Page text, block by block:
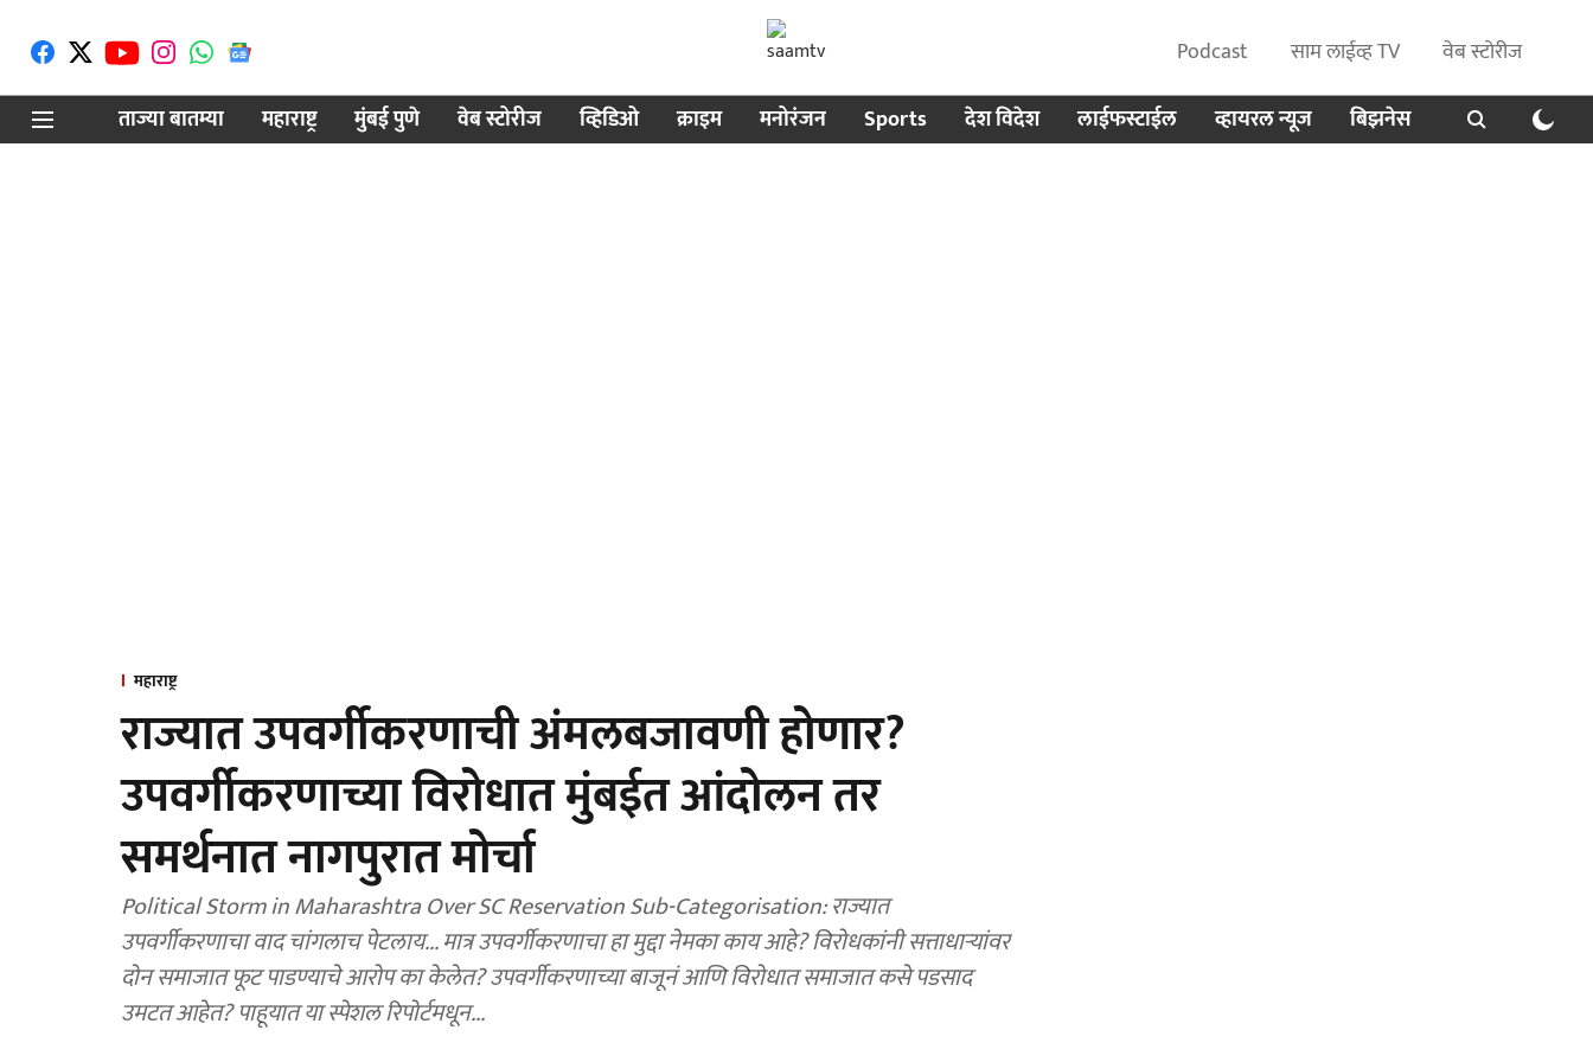
Podcast साम लाईव्ह TV
वेब स्टोरीज
ताज्या बातम्या
महाराष्ट्र मुंबई पुणे वेब स्टोरीज व्हिडिओ क्राइम मनोरंजन Sports देश विदेश लाईफस्टाईल व्हायरल न्यूज बिझनेस
महाराष्ट्र
राज्यात उपवर्गीकरणाची अंमलबजावणी होणार?
उपवर्गीकरणाच्या विरोधात मुंबईत आंदोलन तर
समर्थनात नागपुरात मोर्चा
Political Storm in Maharashtra Over SC Reservation Sub-Categorisation: राज्यात
उपवर्गीकरणाचा वाद चांगलाच पेटलाय... मात्र उपवर्गीकरणाचा हा मुद्दा नेमका काय आहे? विरोधकांनी सत्ताधाऱ्यांवर
दोन समाजात फूट पाडण्याचे आरोप का केलेत? उपवर्गीकरणाच्या बाजूनं आणि विरोधात समाजात कसे पडसाद
उमटत आहेत? पाहूयात या स्पेशल रिपोर्टमधून...